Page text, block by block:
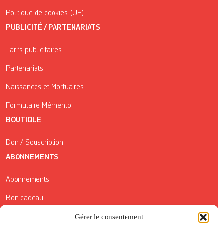
Gérer le consentement
Politique de cookies (UE)
PUBLICITÉ / PARTENARIATS
Tarifs publicitaires
Partenariats
Naissances et Mortuaires
Formulaire Mémento
BOUTIQUE
Don / Souscription
ABONNEMENTS
Abonnements
Bon cadeau
Conditions générales de vente